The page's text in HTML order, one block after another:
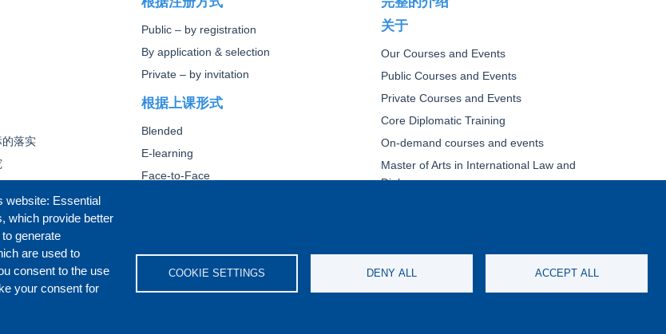
website: Essential
which provide better
generate
are used to
consent to the use
your consent for
COOKIE SETTINGS DENY ALL ACCEPT ALL
的落实
Public – by registration
By application & selection
Private – by invitation
根据上课形式
Blended
E-learning
Face-to-Face
关于
Our Courses and Events
Public Courses and Events
Private Courses and Events
Core Diplomatic Training
On-demand courses and events
Master of Arts in International Law and
Diplomacy